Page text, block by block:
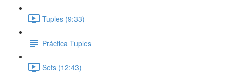
Tuples (9:33)
Práctica Tuples
Sets (12:43)